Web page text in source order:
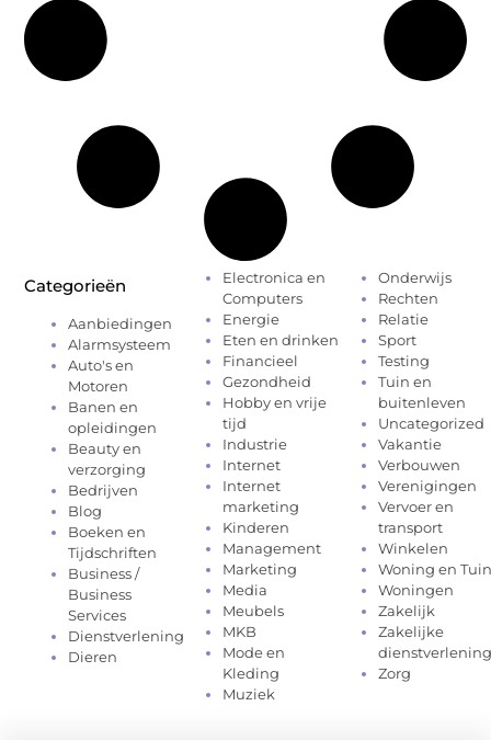
Categorieën
Aanbiedingen
Alarmsysteem
Auto's en
Motoren
Banen en
opleidingen
Beauty en
verzorging
Bedrijven
Blog
Boeken en
Tijdschriften
Business /
Business
Services
Dienstverlening
Dieren
Electronica en
Computers
Energie
Eten en drinken
Financieel
Gezondheid
Hobby en vrije
tijd
Industrie
Internet
Internet
marketing
Kinderen
Management
Marketing
Media
Meubels
MKB
Mode en
Kleding
Muziek
Onderwijs
Rechten
Relatie
Sport
Testing
Tuin en
buitenleven
Uncategorized
Vakantie
Verbouwen
Verenigingen
Vervoer en
transport
Winkelen
Woning en Tuin
Woningen
Zakelijk
Zakelijke
dienstverlening
Zorg